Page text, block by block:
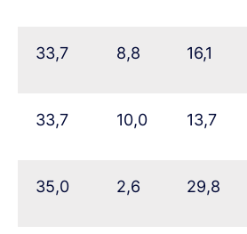
33,7 8,8 16,1
33,7 10,0 13,7
35,0 2,6 29,8